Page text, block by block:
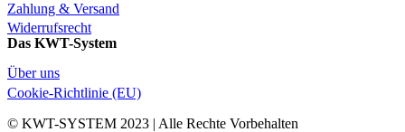
Zahlung & Versand
Widerrufsrecht
Das KWT-System
Über uns
Cookie-Richtlinie (EU)
© KWT-SYSTEM 2023 | Alle Rechte Vorbehalten